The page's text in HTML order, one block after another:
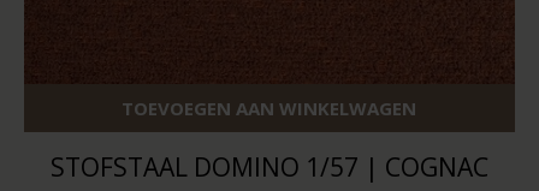
TOEVOEGEN AAN WINKELWAGEN
STOFSTAAL DOMINO 1/57 | COGNAC